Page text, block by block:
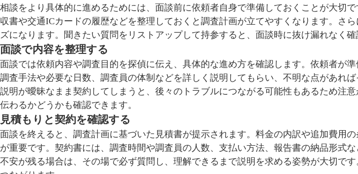
相談をより具体的に進めるためには、面談前に依頼者自身で準備しておくことが大切
収書や交通ICカードの履歴などを整理しておくと調査計画が立てやすくなります。さ
ズになります。聞きたい質問をリストアップして持参すると、面談時に抜け漏れなく確
面談で内容を整理する
面談では依頼内容や調査目的を探偵に伝え、具体的な進め方を確認します。依頼者が
調査手法や必要な日数、調査員の体制などを詳しく説明してもらい、不明な点があれば
説明が曖昧なまま契約してしまうと、後々のトラブルにつながる可能性もあるため注
伝わるかどうかも確認できます。
見積もりと契約を確認する
面談を終えると、調査計画に基づいた見積書が提示されます。料金の内訳や追加費用
が重要です。契約書には、調査時間や調査員の人数、支払い方法、報告書の納品形式
不安が残る場合は、その場で必ず質問し、理解できるまで説明を求める姿勢が大切で